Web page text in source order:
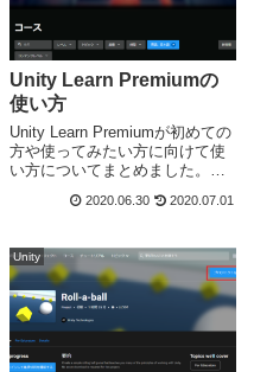
Unity Learn Premiumの
使い方
Unity Learn Premiumが初めての
方や使ってみたい方に向けて使
い方についてまとめました。
めに、「Unity Learn Premium」
質の学習...
2020.06.30 2020.07.01
Unity